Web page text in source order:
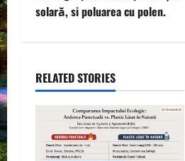
n
v
i
solară, si poluarea cu polen.
RELATED STORIES